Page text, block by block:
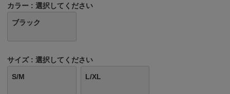
カラー 選択してください
ブラック
サイズ 選択してください
S/M L/XL